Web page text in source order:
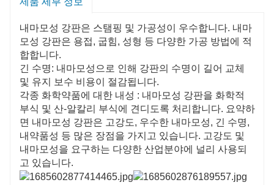
내마모성 강판은 스탬핑 및 가공성이 우수합니다. 내마
모성 강판은 용접, 굽힘, 성형 등 다양한 가공 방법에 적
합합니다.
긴 수명: 내마모성으로 인해 강판의 수명이 길어 교체
및 유지 보수 비용이 절감됩니다.
각종 화학약품에 대한 내성 : 내마모성 강판을 화학적
부식 및 산-알칼리 부식에 견디도록 처리합니다. 요약하
면 내마모성 강판은 고강도, 우수한 내마모성, 긴 수명,
내약품성 등 많은 장점을 가지고 있습니다. 고강도 및
내마모성을 요구하는 다양한 산업분야에 널리 사용되
고 있습니다.